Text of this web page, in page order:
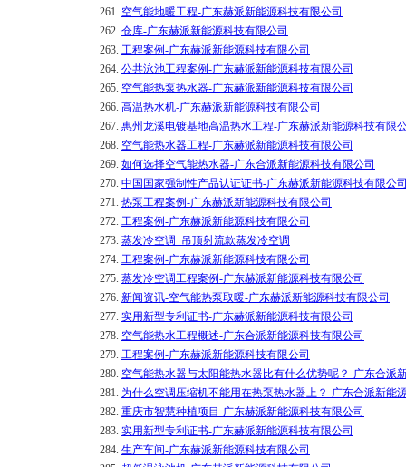
261. 空气能地暖工程-广东赫派新能源科技有限公司
262. 仓库-广东赫派新能源科技有限公司
263. 工程案例-广东赫派新能源科技有限公司
264. 公共泳池工程案例-广东赫派新能源科技有限公司
265. 空气能热泵热水器-广东赫派新能源科技有限公司
266. 高温热水机-广东赫派新能源科技有限公司
267. 惠州龙溪电镀基地高温热水工程-广东赫派新能源科技有限
268. 空气能热水器工程-广东赫派新能源科技有限公司
269. 如何选择空气能热水器-广东合派新能源科技有限公司
270. 中国国家强制性产品认证证书-广东赫派新能源科技有限公
271. 热泵工程案例-广东赫派新能源科技有限公司
272. 工程案例-广东赫派新能源科技有限公司
273. 蒸发冷空调_吊顶射流款蒸发冷空调
274. 工程案例-广东赫派新能源科技有限公司
275. 蒸发冷空调工程案例-广东赫派新能源科技有限公司
276. 新闻资讯-空气能热泵取暖-广东赫派新能源科技有限公司
277. 实用新型专利证书-广东赫派新能源科技有限公司
278. 空气能热水工程概述-广东合派新能源科技有限公司
279. 工程案例-广东赫派新能源科技有限公司
280. 空气能热水器与太阳能热水器比有什么优势呢？-广东合派
281. 为什么空调压缩机不能用在热泵热水器上？-广东合派新能
282. 重庆市智慧种植项目-广东赫派新能源科技有限公司
283. 实用新型专利证书-广东赫派新能源科技有限公司
284. 生产车间-广东赫派新能源科技有限公司